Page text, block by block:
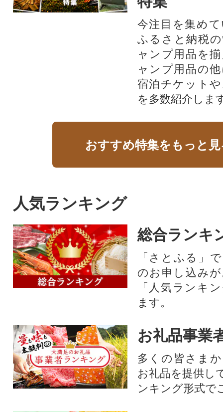
今注目を集め
ふるさと納税
ャンプ用品を
ャンプ用品の
宿泊チケット
を多数紹介しま
おすすめ特集をもっと
人気ランキング
総合ランキ
「さとふる」
のお申し込み
「人気ランキ
ます。
お礼品事業
多くの皆さま
お礼品を提供し
ンキング形式で